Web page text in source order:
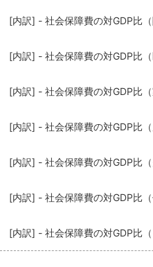
[内訳] - 社会保障費の対GDP比（
[内訳] - 社会保障費の対GDP比（
[内訳] - 社会保障費の対GDP比（
[内訳] - 社会保障費の対GDP比（
[内訳] - 社会保障費の対GDP比（
[内訳] - 社会保障費の対GDP比（
[内訳] - 社会保障費の対GDP比（